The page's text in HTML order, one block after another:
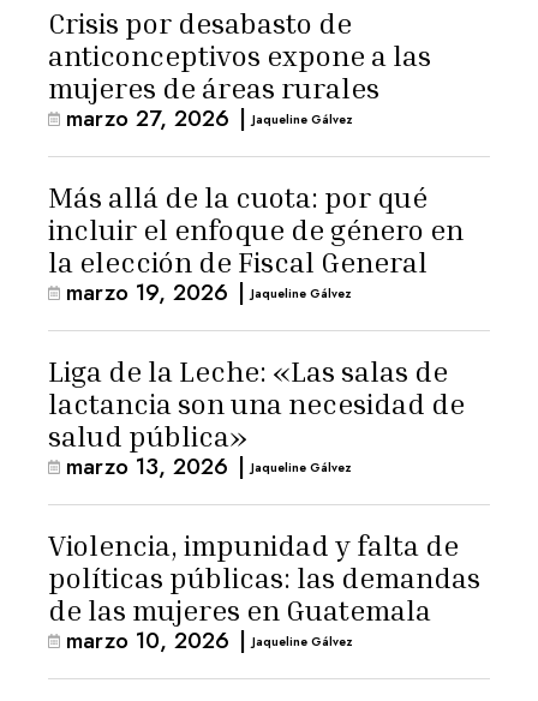
Crisis por desabasto de
anticonceptivos expone a las
mujeres de áreas rurales
marzo 27, 2026 | Jaqueline Gálvez
Más allá de la cuota: por qué
incluir el enfoque de género en
la elección de Fiscal General
marzo 19, 2026 | Jaqueline Gálvez
Liga de la Leche: «Las salas de
lactancia son una necesidad de
salud pública»
marzo 13, 2026 | Jaqueline Gálvez
Violencia, impunidad y falta de
políticas públicas: las demandas
de las mujeres en Guatemala
marzo 10, 2026 | Jaqueline Gálvez